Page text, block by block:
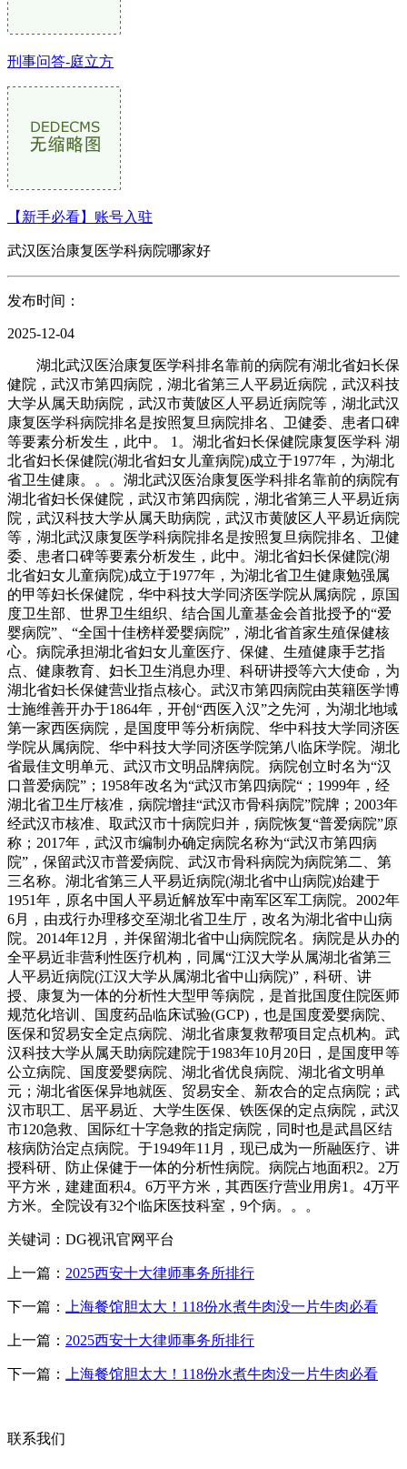
刑事问答-庭立方
【新手必看】账号入驻
武汉医治康复医学科病院哪家好
发布时间：
2025-12-04
湖北武汉医治康复医学科排名靠前的病院有湖北省妇长保
健院，武汉市第四病院，湖北省第三人平易近病院，武汉科技
大学从属天助病院，武汉市黄陂区人平易近病院等，湖北武汉
康复医学科病院排名是按照复旦病院排名、卫健委、患者口碑
等要素分析发生，此中。 1。湖北省妇长保健院康复医学科 湖
北省妇长保健院(湖北省妇女儿童病院)成立于1977年，为湖北
省卫生健康。。。湖北武汉医治康复医学科排名靠前的病院有
湖北省妇长保健院，武汉市第四病院，湖北省第三人平易近病
院，武汉科技大学从属天助病院，武汉市黄陂区人平易近病院
等，湖北武汉康复医学科病院排名是按照复旦病院排名、卫健
委、患者口碑等要素分析发生，此中。湖北省妇长保健院(湖
北省妇女儿童病院)成立于1977年，为湖北省卫生健康勉强属
的甲等妇长保健院，华中科技大学同济医学院从属病院，原国
度卫生部、世界卫生组织、结合国儿童基金会首批授予的“爱
婴病院”、“全国十佳榜样爱婴病院”，湖北省首家生殖保健核
心。病院承担湖北省妇女儿童医疗、保健、生殖健康手艺指
点、健康教育、妇长卫生消息办理、科研讲授等六大使命，为
湖北省妇长保健营业指点核心。武汉市第四病院由英籍医学博
士施维善开办于1864年，开创“西医入汉”之先河，为湖北地域
第一家西医病院，是国度甲等分析病院、华中科技大学同济医
学院从属病院、华中科技大学同济医学院第八临床学院。湖北
省最佳文明单元、武汉市文明品牌病院。病院创立时名为“汉
口普爱病院”；1958年改名为“武汉市第四病院“；1999年，经
湖北省卫生厅核准，病院增挂“武汉市骨科病院”院牌；2003年
经武汉市核准、取武汉市十病院归并，病院恢复“普爱病院”原
称；2017年，武汉市编制办确定病院名称为“武汉市第四病
院”，保留武汉市普爱病院、武汉市骨科病院为病院第二、第
三名称。湖北省第三人平易近病院(湖北省中山病院)始建于
1951年，原名中国人平易近解放军中南军区军工病院。2002年
6月，由戎行办理移交至湖北省卫生厅，改名为湖北省中山病
院。2014年12月，并保留湖北省中山病院院名。病院是从办的
全平易近非营利性医疗机构，同属“江汉大学从属湖北省第三
人平易近病院(江汉大学从属湖北省中山病院)”，科研、讲
授、康复为一体的分析性大型甲等病院，是首批国度住院医师
规范化培训、国度药品临床试验(GCP)，也是国度爱婴病院、
医保和贸易安全定点病院、湖北省康复救帮项目定点机构。武
汉科技大学从属天助病院建院于1983年10月20日，是国度甲等
公立病院、国度爱婴病院、湖北省优良病院、湖北省文明单
元；湖北省医保异地就医、贸易安全、新农合的定点病院；武
汉市职工、居平易近、大学生医保、铁医保的定点病院，武汉
市120急救、国际红十字急救的指定病院，同时也是武昌区结
核病防治定点病院。于1949年11月，现已成为一所融医疗、讲
授科研、防止保健于一体的分析性病院。病院占地面积2。2万
平方米，建建面积4。6万平方米，其西医疗营业用房1。4万平
方米。全院设有32个临床医技科室，9个病。。。
关键词：DG视讯官网平台
上一篇： 2025西安十大律师事务所排行
下一篇： 上海餐馆胆太大！118份水煮牛肉没一片牛肉必看
上一篇： 2025西安十大律师事务所排行
下一篇： 上海餐馆胆太大！118份水煮牛肉没一片牛肉必看
联系我们